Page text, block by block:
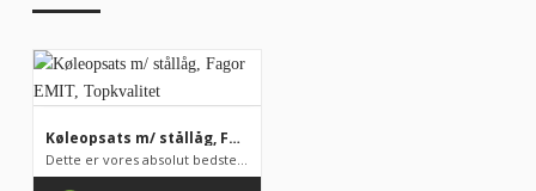
Køleopsats m/ stållåg, Fagor EMIT, Topkvalitet